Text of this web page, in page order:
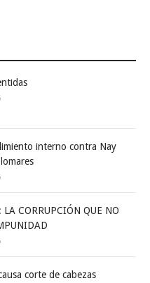
interno contra Nay
CORRUPCIÓN QUE NO
corte de cabezas